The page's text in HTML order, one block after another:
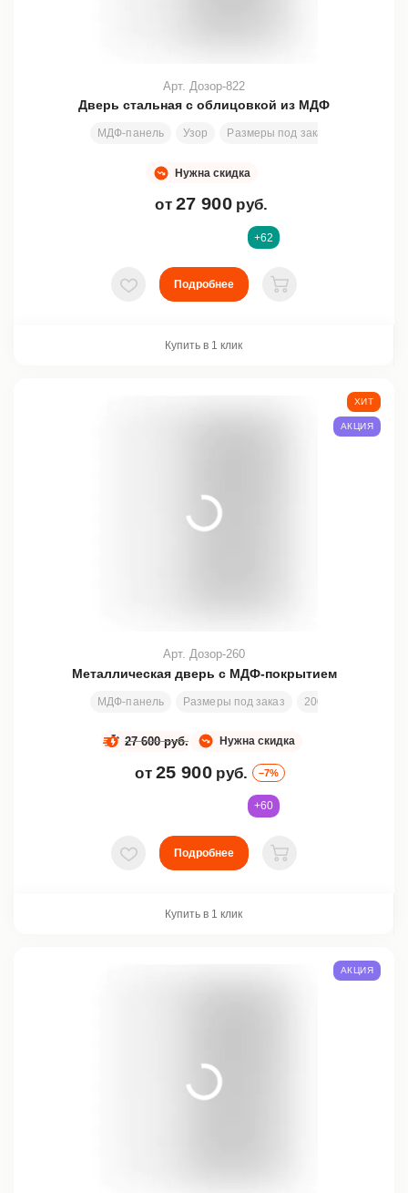
Дверь стальная с облицовкой из МДФ
МДФ-панель Узор Размеры под заказ
Арт. Дозор-822
Нужна скидка
от 27 900 руб.
+62
В избранное
Подробнее
В корзину
Купить в 1 клик
Металлическая дверь с МДФ-покрытием
МДФ-панель Размеры под заказ 2000х850 мм
Арт. Дозор-260
Нужна скидка
27 600 руб.
от 25 900 руб. –7%
ХИТ
АКЦИЯ
+60
В избранное
Подробнее
В корзину
Купить в 1 клик
АКЦИЯ